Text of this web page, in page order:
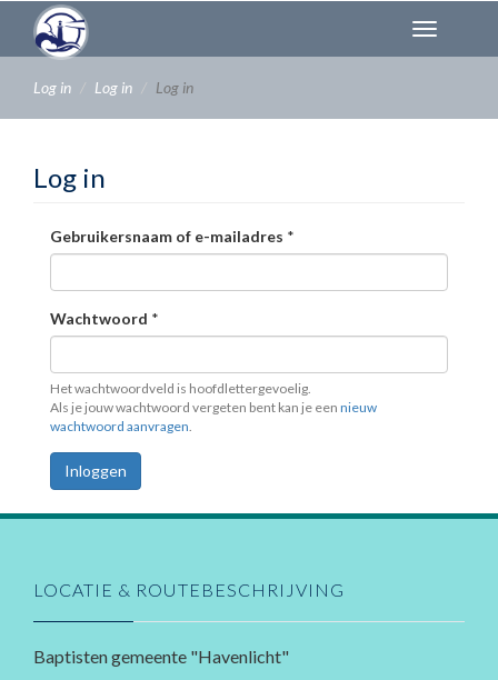
Overslaan
naar
inhoud
gaan
Log in
Log in Log in
Log in
Gebruikersnaam of e-mailadres *
Wachtwoord *
Het wachtwoordveld is hoofdlettergevoelig.
Als je jouw wachtwoord vergeten bent kan je een nieuw
wachtwoord aanvragen.
Inloggen
LOCATIE & ROUTEBESCHRIJVING
Baptisten gemeente "Havenlicht"